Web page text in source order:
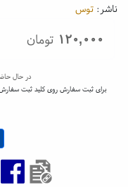
ناشر: توس
۱۲۰,۰۰۰ تومان
در حال
برای ثبت سفارش روی کلید ثبت سفارش